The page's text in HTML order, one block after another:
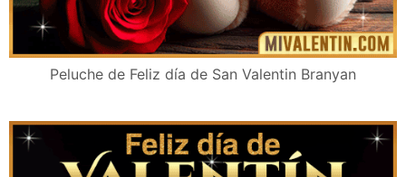
Peluche de Feliz día de San Valentin Branyan